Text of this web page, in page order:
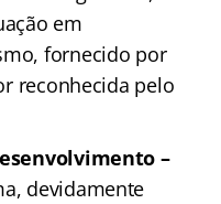
em
fornecido por
reconhecida pelo
–
devidamente